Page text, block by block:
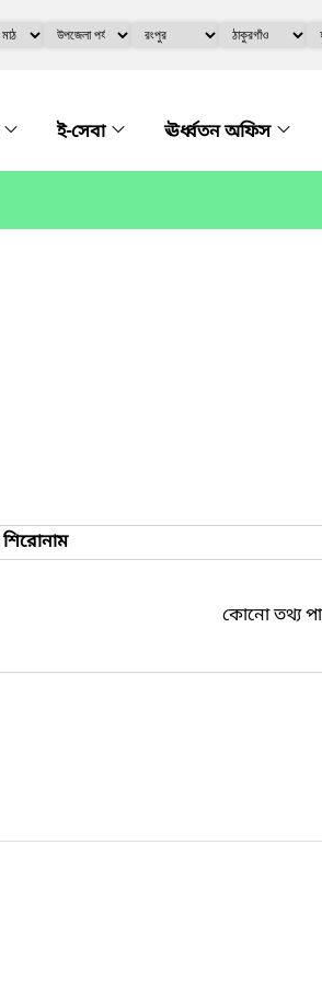
ই-সেবা ঊর্ধ্বতন অফিস
শিরোনাম
কোনো তথ্য